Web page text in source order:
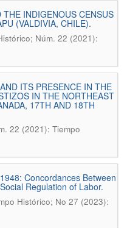
INDIGENOUS CENSUS
(VALDIVIA, CHILE).
Núm. 22 (2021):
ITS PRESENCE IN THE
IN THE NORTHEAST
17TH AND 18TH
22 (2021): Tiempo
Concordances Between
Regulation of Labor.
Histórico; No 27 (2023):